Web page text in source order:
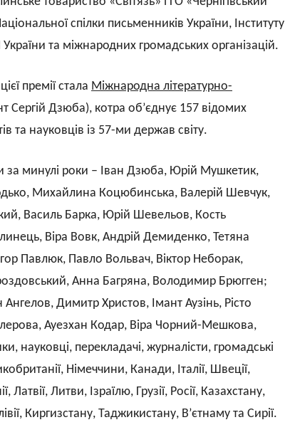
спілки письменників України, Інституту
та міжнародних громадських організацій.
премії стала Міжнародна літературно-
Сергій Дзюба), котра об’єднує 157 відомих
та науковців із 57-ми держав світу.
за минулі роки – Іван Дзюба, Юрій Мушкетик,
Михайлина Коцюбинська, Валерій Шевчук,
Василь Барка, Юрій Шевельов, Кость
Віра Вовк, Андрій Демиденко, Тетяна
Павлюк, Павло Вольвач, Віктор Неборак,
Анна Багряна, Володимир Брюгген;
Димитр Христов, Імант Аузінь, Рісто
Ауезхан Кодар, Віра Чорний-Мешкова,
науковці, перекладачі, журналісти, громадські
Німеччини, Канади, Італії, Швеції,
Латвії, Литви, Ізраїлю, Грузії, Росії, Казахстану,
Киргизстану, Таджикистану, В’єтнаму та Сирії.